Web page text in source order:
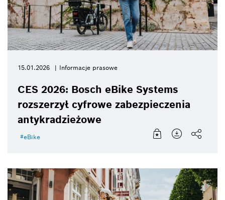
15.01.2026 Informacje prasowe
CES 2026: Bosch eBike Systems
rozszerzył cyfrowe zabezpieczenia
antykradzieżowe
eBike